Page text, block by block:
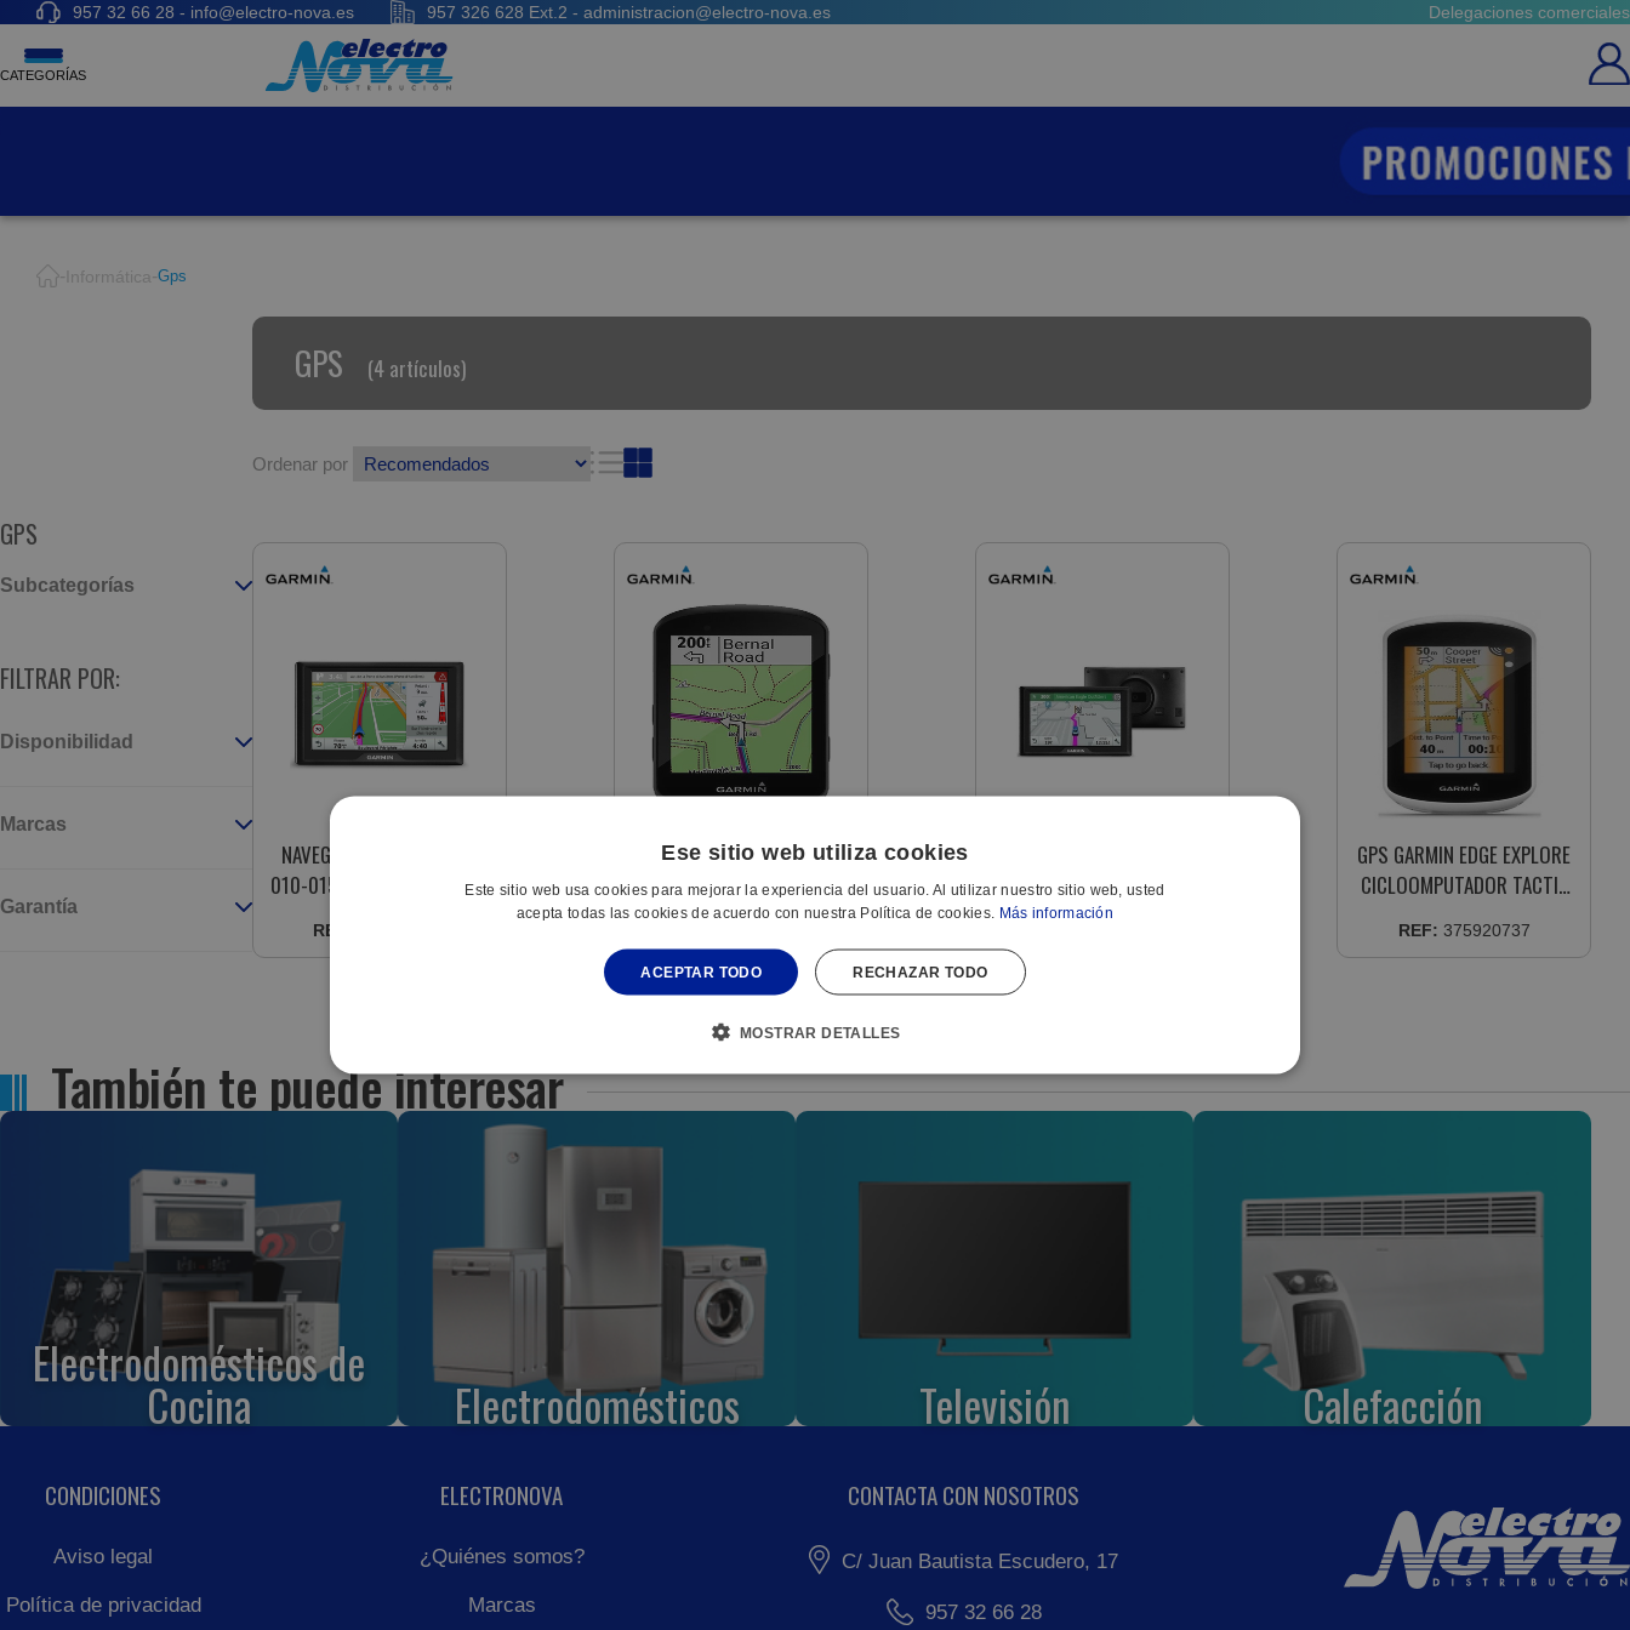
957 32 66 28 - info@electro-nova.es 957 326 628 Ext.2 - administracion@electro-nova.es Delegaciones comerciales
CATEGORÍAS
Informática Gps
GPS (4 artículos)
GPS
Subcategorías
FILTRAR POR:
Disponibilidad
Marcas
Garantía
Ordenar por
NAVEGADOR GPS GARMIN
010-01532-2H DRIVE 50 LM
REF:
GPS BICICLETA GARMIN EDGE
530 NEGRO 010-02060-01
TACTIL 5" MAPAS EUROPA
010-01678-18
GPS GARMIN EDGE EXPLORE
CICLOOMPUTADOR TACTIL
REF: 375920737
También te puede interesar
Electrodomésticos de
Cocina Electrodomésticos Televisión Calefacción
CONDICIONES
Aviso legal
Política de privacidad
ELECTRONOVA
¿Quiénes somos?
Marcas
CONTACTA CON NOSOTROS
C/ Juan Bautista Escudero, 17
957 32 66 28
Ese sitio web utiliza cookies
Este sitio web usa cookies para mejorar la experiencia del usuario. Al utilizar nuestro sitio web, usted
acepta todas las cookies de acuerdo con nuestra Política de cookies. Más información
ACEPTAR TODO RECHAZAR TODO
MOSTRAR DETALLES